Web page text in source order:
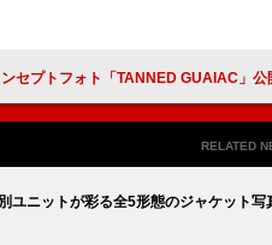
太陽の下で“HOT”を表現したコンセプトフォト「TANNED GUAIAC」
RELATED
ニットが彩る全5形態のジャケット写